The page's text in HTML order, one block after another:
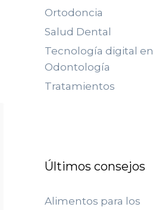
Ortodoncia
Salud Dental
Tecnología digital en
Odontología
Tratamientos
Últimos consejos
Alimentos para los